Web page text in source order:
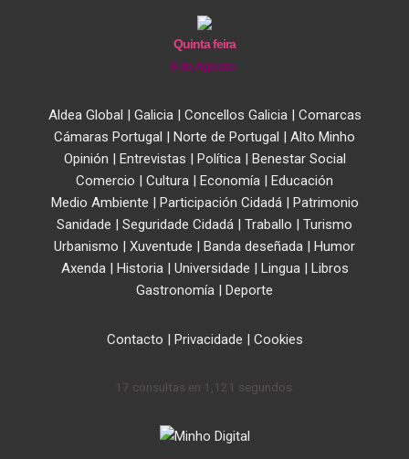
Quinta feira
6 de Agosto
Aldea Global | Galicia| Concellos Galicia| Comarcas
Cámaras Portugal | Norte de Portugal | Alto Minho
Opinión | Entrevistas | Política| Benestar Social
Comercio | Cultura | Economía | Educación
Medio Ambiente | Participación Cidadá| Patrimonio
Sanidade | Seguridade Cidadá | Traballo | Turismo
Urbanismo | Xuventude | Banda deseñada | Humor
Axenda| Historia| Universidade | Lingua| Libros
Gastronomía | Deporte
Contacto | Privacidade | Cookies
17 consultas en 1,121 segundos.